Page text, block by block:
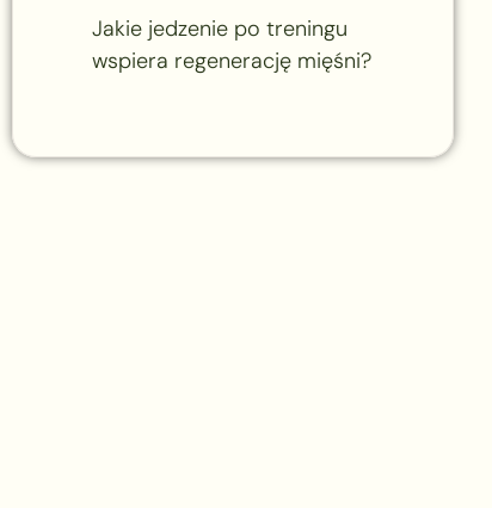
Jakie jedzenie po treningu
wspiera regenerację mięśni?